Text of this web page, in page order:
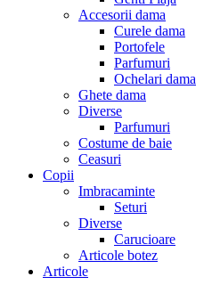
Accesorii dama
Curele dama
Portofele
Parfumuri
Ochelari dama
Ghete dama
Diverse
Parfumuri
Costume de baie
Ceasuri
Copii
Imbracaminte
Seturi
Diverse
Carucioare
Articole botez
Articole